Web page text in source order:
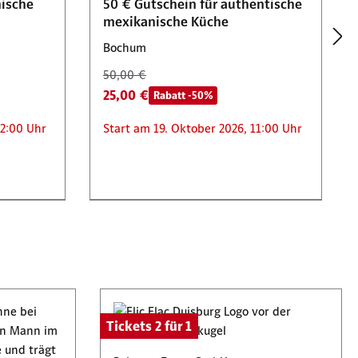
Uhr
50 € Gutschein für authentische
mexikanische Küche
Bochum
50,00 €
25,00 € Rabatt -50%
Start am 19. Oktober 2026, 11:00 Uhr
198,00 €
99,00 €
Tickets 2 für 1